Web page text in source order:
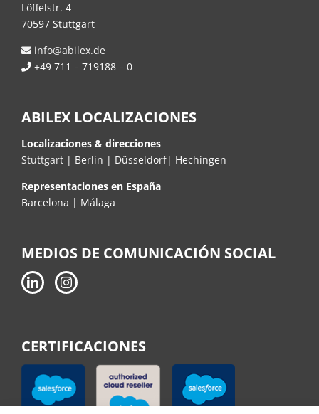
Löffelstr. 4
70597 Stuttgart
info@abilex.de
+49 711 – 719188 – 0
ABILEX LOCALIZACIONES
Localizaciones & direcciones
Stuttgart | Berlin | Düsseldorf| Hechingen
Representaciones en España
Barcelona | Málaga
MEDIOS DE COMUNICACIÓN SOCIAL
CERTIFICACIONES